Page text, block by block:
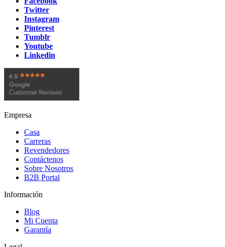
Twitter
Instagram
Pinterest
Tumblr
Youtube
Linkedin
Empresa
Casa
Carreras
Revendedores
Contáctenos
Sobre Nosotros
B2B Portal
Información
Blog
Mi Cuenta
Garantía